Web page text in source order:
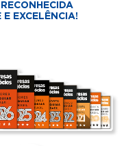
EXCELÊNCIA!